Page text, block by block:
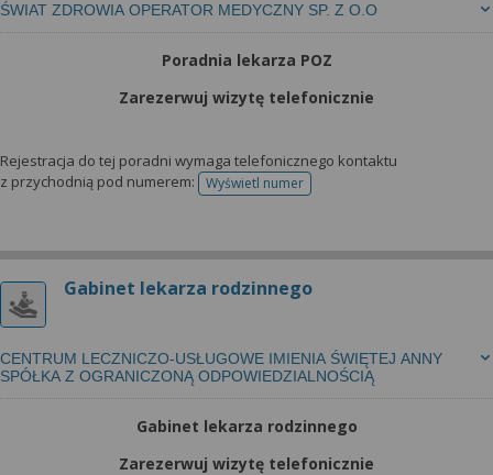
ŚWIAT ZDROWIA OPERATOR MEDYCZNY SP. Z O.O
Poradnia lekarza POZ
Zarezerwuj wizytę telefonicznie
Rejestracja do tej poradni wymaga telefonicznego kontaktu
z przychodnią pod numerem:
Wyświetl numertelefonu do rejestracji
Gabinet lekarza rodzinnego
CENTRUM LECZNICZO-USŁUGOWE IMIENIA ŚWIĘTEJ ANNY
SPÓŁKA Z OGRANICZONĄ ODPOWIEDZIALNOŚCIĄ
Gabinet lekarza rodzinnego
Zarezerwuj wizytę telefonicznie